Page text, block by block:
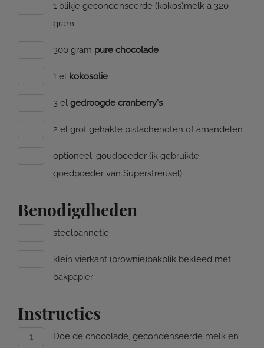
1 blikje gecondenseerde (kokos)melk a 320
gram
300 gram pure chocolade
1 el kokosolie
3 el gedroogde cranberry's
2 el grof gehakte pistachenoten of amandelen
optioneel: goudpoeder (ik gebruikte
goedpoeder van Superstreusel)
Benodigdheden
steelpannetje
klein vierkant (brownie)bakblik bekleed met
bakpapier
Instructies
Doe de chocolade, gecondenseerde melk en